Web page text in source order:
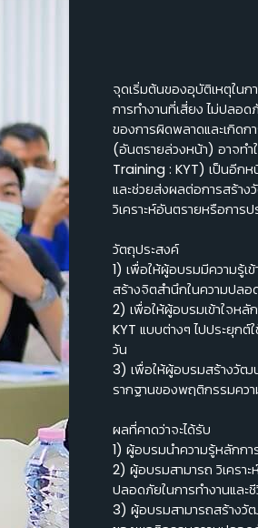
จุดเริ่มต้นของอุบัติเหตุในก
การทำงานที่เสี่ยง ไม่ปลอ
ของการผิดพลาดและเกิด
(อันตรายล่วงหน้า) อาจทำ
Training : KYT) เป็นอีกห
และช่วยส่งผลต่อการสร้า
วิเคราะห์อันตรายหรือการ
วัตถุประสงค์
1) เพื่อให้ผู้อบรมมีความรู้เ
สร้างจิตสำนึกในความปลอ
2) เพื่อให้ผู้อบรมเข้าใจหลั
KYT แบบต่างๆ ไปประยุกต์
วัน
3) เพื่อให้ผู้อบรมสร้างวัฒ
รากฐานของพฤติกรรมคว
ผลที่คาดว่าจะได้รับ
1) ผู้อบรมนำความรู้หลักก
2) ผู้อบรมสามารถ วิเคราะ
ปลอดภัยในการทำงานและชี
3) ผู้อบรมสามารถสร้างวั